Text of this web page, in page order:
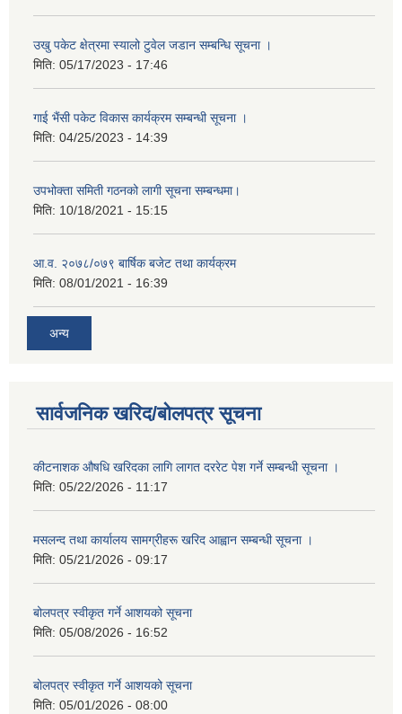
उखु पकेट क्षेत्रमा स्यालो टुवेल जडान सम्बन्धि सूचना ।
मिति: 05/17/2023 - 17:46
गाई भैंसी पकेट विकास कार्यक्रम सम्बन्धी सूचना ।
मिति: 04/25/2023 - 14:39
उपभोक्ता समिती गठनको लागी सूचना सम्बन्धमा।
मिति: 10/18/2021 - 15:15
आ.व. २०७८/०७९ बार्षिक बजेट तथा कार्यक्रम
मिति: 08/01/2021 - 16:39
अन्य
सार्वजनिक खरिद/बोलपत्र सूचना
कीटनाशक औषधि खरिदका लागि लागत दररेट पेश गर्ने सम्बन्धी सूचना ।
मिति: 05/22/2026 - 11:17
मसलन्द तथा कार्यालय सामग्रीहरू खरिद आह्वान सम्बन्धी सूचना ।
मिति: 05/21/2026 - 09:17
बोलपत्र स्वीकृत गर्ने आशयको सूचना
मिति: 05/08/2026 - 16:52
बोलपत्र स्वीकृत गर्ने आशयको सूचना
मिति: 05/01/2026 - 08:00